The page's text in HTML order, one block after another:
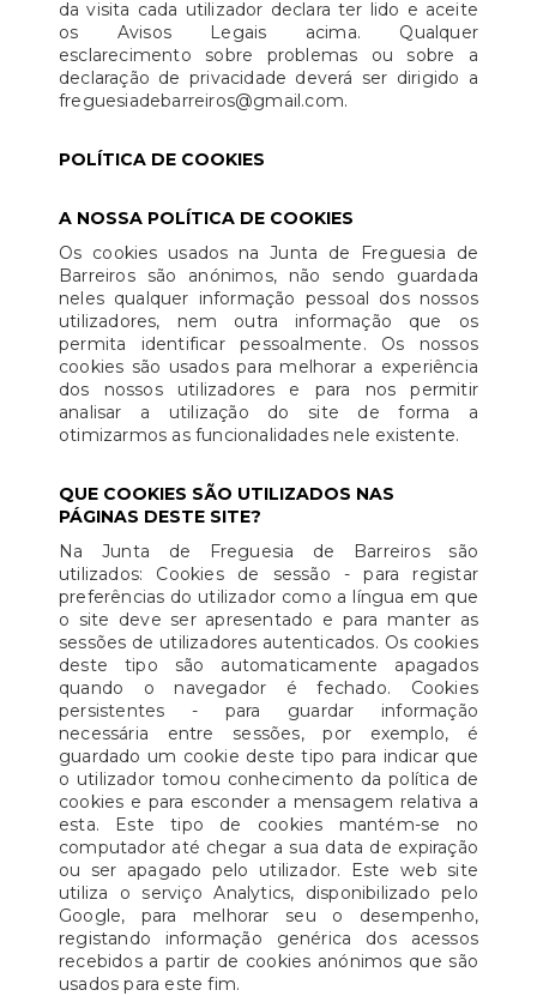
da visita cada utilizador declara ter lido e aceite
os Avisos Legais acima. Qualquer
esclarecimento sobre problemas ou sobre a
declaração de privacidade deverá ser dirigido a
freguesiadebarreiros@gmail.com.
POLÍTICA DE COOKIES
A NOSSA POLÍTICA DE COOKIES
Os cookies usados na Junta de Freguesia de
Barreiros são anónimos, não sendo guardada
neles qualquer informação pessoal dos nossos
utilizadores, nem outra informação que os
permita identificar pessoalmente. Os nossos
cookies são usados para melhorar a experiência
dos nossos utilizadores e para nos permitir
analisar a utilização do site de forma a
otimizarmos as funcionalidades nele existente.
QUE COOKIES SÃO UTILIZADOS NAS
PÁGINAS DESTE SITE?
Na Junta de Freguesia de Barreiros são
utilizados: Cookies de sessão - para registar
preferências do utilizador como a língua em que
o site deve ser apresentado e para manter as
sessões de utilizadores autenticados. Os cookies
deste tipo são automaticamente apagados
quando o navegador é fechado. Cookies
persistentes - para guardar informação
necessária entre sessões, por exemplo, é
guardado um cookie deste tipo para indicar que
o utilizador tomou conhecimento da política de
cookies e para esconder a mensagem relativa a
esta. Este tipo de cookies mantém-se no
computador até chegar a sua data de expiração
ou ser apagado pelo utilizador. Este web site
utiliza o serviço Analytics, disponibilizado pelo
Google, para melhorar seu o desempenho,
registando informação genérica dos acessos
recebidos a partir de cookies anónimos que são
usados para este fim.